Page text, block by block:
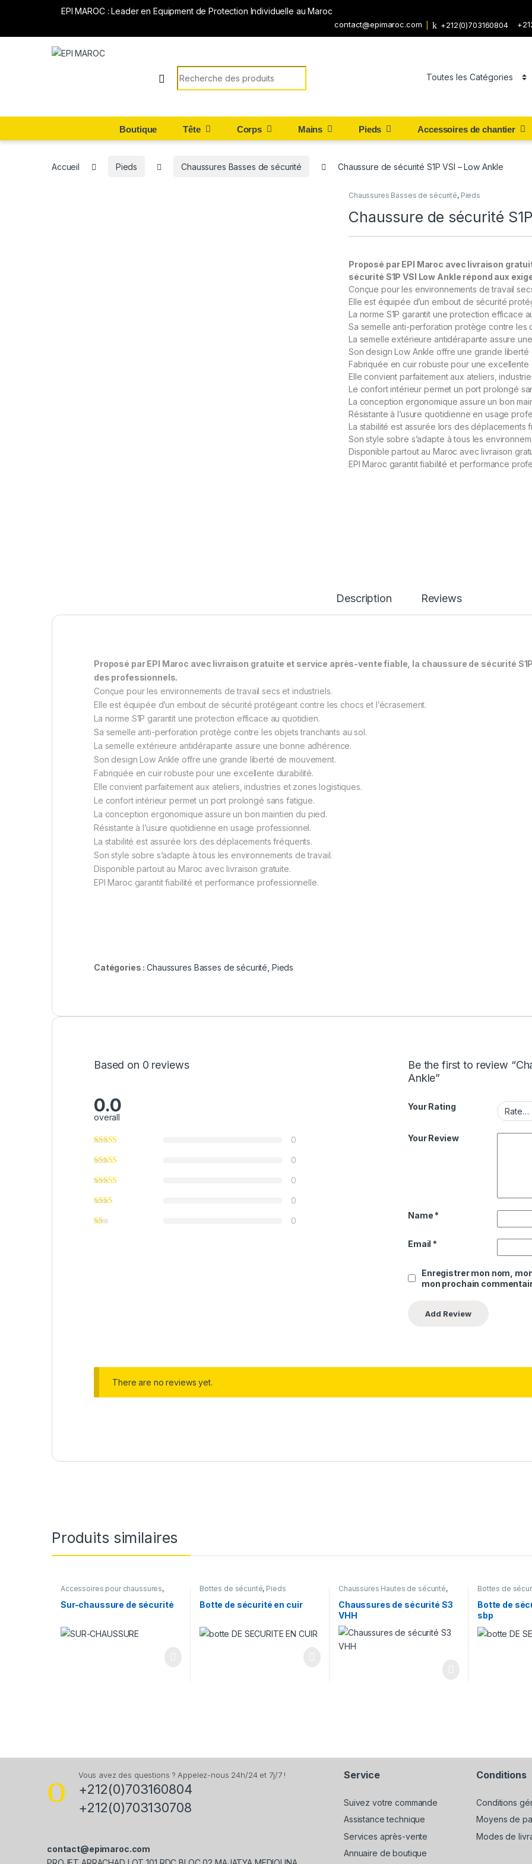
EPI MAROC : Leader en Equipment de Protection Individuelle au Maroc
contact@epimaroc.com +212(0)703160804
Search for:
Boutique Tête Corps Mains Pieds Accessoires de chantier
Accueil Pieds Chaussures Basses de sécurité Chaussure de sécurité S1P VSI – Low Ankle
Chaussures Basses de sécurité, Pieds
Chaussure de sécurité
Proposé par EPI Maroc avec livraison
sécurité S1P VSI Low Ankle répond aux
Conçue pour les environnements de travail
Elle est équipée d’un embout de sécurité
La norme S1P garantit une protection efficace
Sa semelle anti-perforation protège contre les
La semelle extérieure antidérapante assure
Son design Low Ankle offre une grande liberté
Fabriquée en cuir robuste pour une excellente
Elle convient parfaitement aux ateliers,
Le confort intérieur permet un port prolongé
La conception ergonomique assure un bon
Résistante à l’usure quotidienne en usage
La stabilité est assurée lors des déplacements
Son style sobre s’adapte à tous les
Disponible partout au Maroc avec livraison
EPI Maroc garantit fiabilité et performance
Description Reviews
Proposé par EPI Maroc avec livraison gratuite et service après-vente fiable, la chaussure de sécurité
des professionnels.
Conçue pour les environnements de travail secs et industriels.
Elle est équipée d’un embout de sécurité protégeant contre les chocs et l’écrasement.
La norme S1P garantit une protection efficace au quotidien.
Sa semelle anti-perforation protège contre les objets tranchants au sol.
La semelle extérieure antidérapante assure une bonne adhérence.
Son design Low Ankle offre une grande liberté de mouvement.
Fabriquée en cuir robuste pour une excellente durabilité.
Elle convient parfaitement aux ateliers, industries et zones logistiques.
Le confort intérieur permet un port prolongé sans fatigue.
La conception ergonomique assure un bon maintien du pied.
Résistante à l’usure quotidienne en usage professionnel.
La stabilité est assurée lors des déplacements fréquents.
Son style sobre s’adapte à tous les environnements de travail.
Disponible partout au Maroc avec livraison gratuite.
EPI Maroc garantit fiabilité et performance professionnelle.
Catégories :Chaussures Basses de sécurité, Pieds
Based on 0 reviews
0.0
overall
0
0
0
0
0
Be the first to review
Ankle”
Your Rating
Your Review
Name *
Email *
Enregistrer mon nom,
mon prochain
There are no reviews yet.
Produits similaires
Accessoires pour chaussures,
Sur-chaussure de sécurité
Bottes de sécurité, Pieds
Botte de sécurité en cuir
Chaussures Hautes de sécurité,
Chaussures de sécurité S3
VHH
Bottes de
Botte de
sbp
Vous avez des questions ? Appelez-nous 24h/24 et 7j/7 !
+212(0)703160804
+212(0)703130708
contact@epimaroc.com
Service
Suivez votre commande
Assistance technique
Services après-vente
Annuaire de boutique
Conditions
Conditions
Moyens de
Modes de